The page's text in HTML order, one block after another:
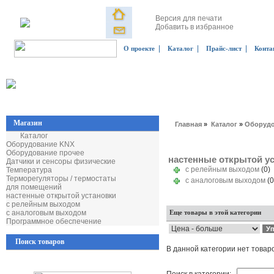
Версия для печати
Добавить в избранное
О проекте Каталог Прайс-лист|
Магазин
Каталог
Оборудование KNX
Оборудование прочее
Датчики и сенсоры физические
Температура
Терморегуляторы / термостаты
для помещений
настенные открытой установки
с релейным выходом
с аналоговым выходом
Программное обеспечение
Поиск товаров
Главная » Каталог »
настенные открытой
с релейным выходом (0)
с аналоговым выходом
Еще товары в этой категории
В данной категории нет